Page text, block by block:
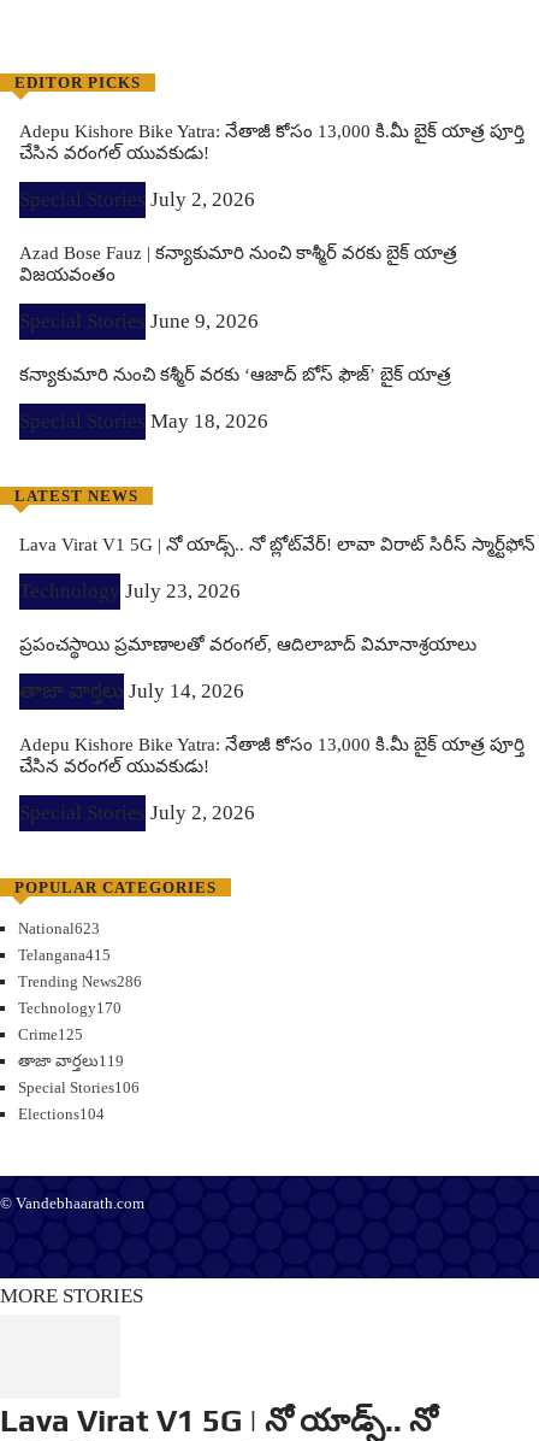
EDITOR PICKS
Adepu Kishore Bike Yatra: నేతాజీ కోసం 13,000 కి.మీ బైక్ యాత్ర పూర్తి
చేసిన వరంగల్ యువకుడు!
Special Stories July 2, 2026
Azad Bose Fauz | కన్యాకుమారి నుంచి కాశ్మీర్ వరకు బైక్ యాత్ర
విజయవంతం
Special Stories June 9, 2026
కన్యాకుమారి నుంచి కశ్మీర్ వరకు ‘ఆజాద్ బోస్ ఫౌజ్’ బైక్ యాత్ర
Special Stories May 18, 2026
LATEST NEWS
Lava Virat V1 5G | నో యాడ్స్.. నో బ్లోట్‌వేర్! లావా విరాట్ సిరీస్ స్మార్ట్‌ఫోన్​
Technology July 23, 2026
ప్రపంచస్థాయి ప్రమాణాలతో వరంగల్, ఆదిలాబాద్ విమానాశ్రయాలు
తాజా వార్తలు July 14, 2026
Adepu Kishore Bike Yatra: నేతాజీ కోసం 13,000 కి.మీ బైక్ యాత్ర పూర్తి
చేసిన వరంగల్ యువకుడు!
Special Stories July 2, 2026
POPULAR CATEGORIES
National623
Telangana415
Trending News286
Technology170
Crime125
తాజా వార్తలు119
Special Stories106
Elections104
© Vandebhaarath.com
MORE STORIES
Lava Virat V1 5G | నో యాడ్స్.. నో